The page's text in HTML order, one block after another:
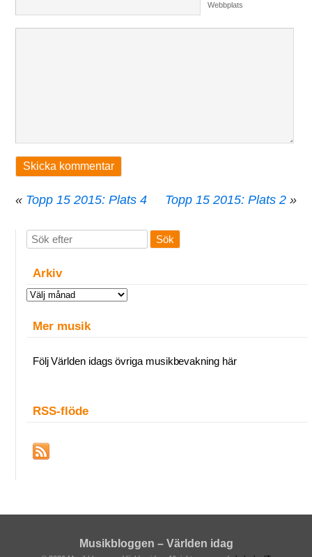
Webbplats
« Topp 15 2015: Plats 4 Topp 15 2015: Plats 2 »
Arkiv
Arkiv
Mer musik
Följ Världen idags övriga musikbevakning här
RSS-flöde
Musikbloggen – Världen idag